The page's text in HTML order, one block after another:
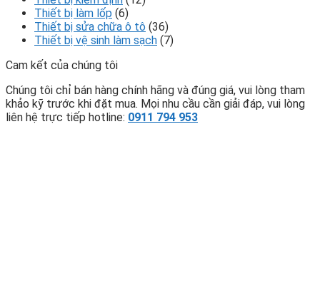
Thiết bị làm lốp (6)
Thiết bị sửa chữa ô tô (36)
Thiết bị vệ sinh làm sạch (7)
Cam kết của chúng tôi
Chúng tôi chỉ bán hàng chính hãng và đúng giá, vui lòng tham
khảo kỹ trước khi đặt mua. Mọi nhu cầu cần giải đáp, vui lòng
liên hệ trực tiếp hotline: 0911 794 953